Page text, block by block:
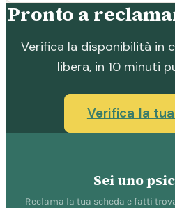
Pronto a
Verifica la disponibilità in
libera, in 10 minuti
Verifica la
Sei uno
Reclama la tua scheda e fatti